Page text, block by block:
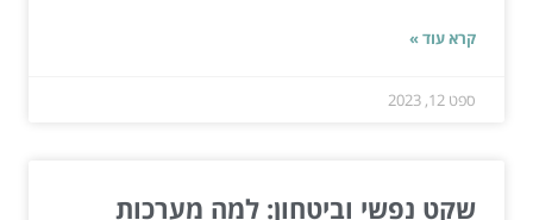
קרא עוד »
ספט 12, 2023
שקט נפשי וביטחון: למה מערכות